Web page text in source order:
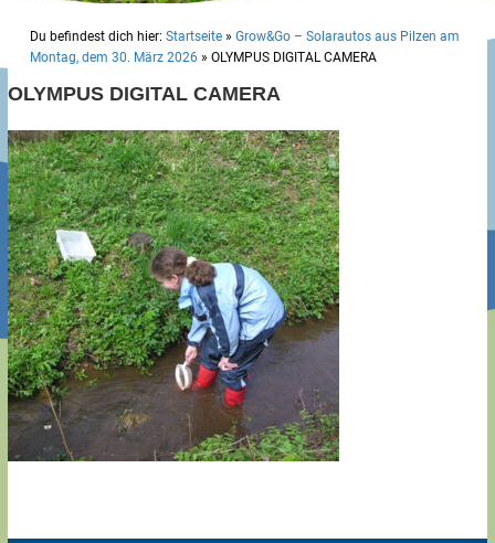
Du befindest dich hier: Startseite » Grow&Go – Solarautos aus Pilzen am
Montag, dem 30. März 2026 » OLYMPUS DIGITAL CAMERA
OLYMPUS DIGITAL CAMERA